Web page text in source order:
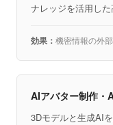
ナレッジを活用した
機密情報の外
AIアバター制作・
3Dモデルと生成AI